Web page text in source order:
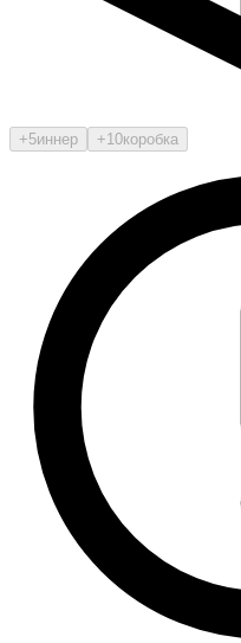
+5иннер +10коробка